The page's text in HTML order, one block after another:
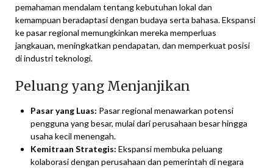
pemahaman mendalam tentang kebutuhan lokal dan
kemampuan beradaptasi dengan budaya serta bahasa. Ekspansi
ke pasar regional memungkinkan mereka memperluas
jangkauan, meningkatkan pendapatan, dan memperkuat posisi
di industri teknologi.
Peluang yang Menjanjikan
Pasar yang Luas: Pasar regional menawarkan potensi
pengguna yang besar, mulai dari perusahaan besar hingga
usaha kecil menengah.
Kemitraan Strategis: Ekspansi membuka peluang
kolaborasi dengan perusahaan dan pemerintah di negara